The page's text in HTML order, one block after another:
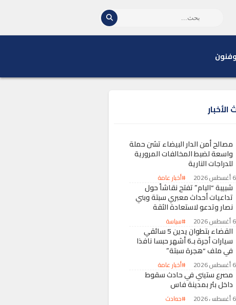
مصالح أمن الدار البيضاء تشن حملة
واسعة لضبط المخالفات المرورية
للدراجات النارية
6 أغسطس 2026 #أخبار عامة
شبيبة “البام” تفتح نقاشاً حول
تداعيات أحداث معبري سبتة وبني
نصار وتدعو لاستعادة الثقة
6 أغسطس 2026 #سياسة
القضاء بتطوان يدين 5 سائقي
سيارات أجرة بـ6 أشهر حبسا نافذا
في ملف “هجرة سبتة”
6 أغسطس 2026 #أخبار عامة
مصرع ستيني في حادث سقوط
داخل بئر بمدينة فاس
6 أغسطس 2026 #حوادث